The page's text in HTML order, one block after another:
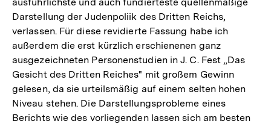
Darstellung der Judenpoliik des Dritten Reichs,
verlassen. Für diese revidierte Fassung habe ich
außerdem die erst kürzlich erschienenen ganz
ausgezeichneten Personenstudien in J. C. Fest „Das
Gesicht des Dritten Reiches" mit großem Gewinn
gelesen, da sie urteilsmäßig auf einem selten hohen
Niveau stehen. Die Darstellungsprobleme eines
Berichts wie des vorliegenden lassen sich am besten